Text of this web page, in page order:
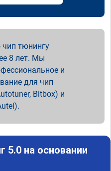
тюнингу
8 лет. Мы
и
для чип
Bitbox) и
5.0 на основании